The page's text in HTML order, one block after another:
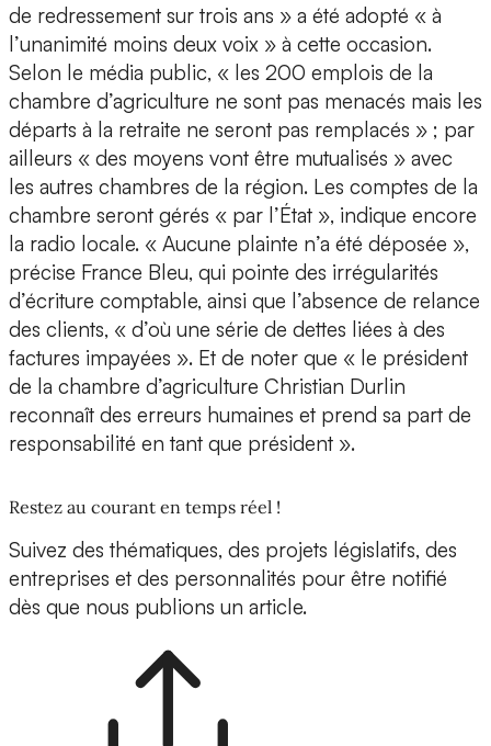
de redressement sur trois ans » a été adopté « à
l’unanimité moins deux voix » à cette occasion.
Selon le média public, « les 200 emplois de la
chambre d’agriculture ne sont pas menacés mais les
départs à la retraite ne seront pas remplacés » ; par
ailleurs « des moyens vont être mutualisés » avec
les autres chambres de la région. Les comptes de la
chambre seront gérés « par l’État », indique encore
la radio locale. « Aucune plainte n’a été déposée »,
précise France Bleu, qui pointe des irrégularités
d’écriture comptable, ainsi que l’absence de relance
des clients, « d’où une série de dettes liées à des
factures impayées ». Et de noter que « le président
de la chambre d’agriculture Christian Durlin
reconnaît des erreurs humaines et prend sa part de
responsabilité en tant que président ».
Restez au courant en temps réel !
Suivez des thématiques, des projets législatifs, des
entreprises et des personnalités pour être notifié
dès que nous publions un article.